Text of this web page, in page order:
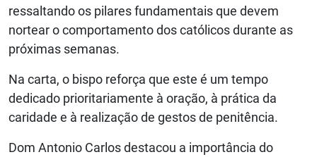
ressaltando os pilares fundamentais que devem
nortear o comportamento dos católicos durante as
próximas semanas.
Na carta, o bispo reforça que este é um tempo
dedicado prioritariamente à oração, à prática da
caridade e à realização de gestos de penitência.
Dom Antonio Carlos destacou a importância do